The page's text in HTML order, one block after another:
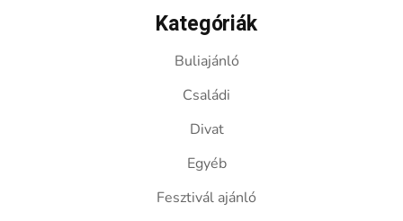
Kategóriák
Buliajánló
Családi
Divat
Egyéb
Fesztivál ajánló